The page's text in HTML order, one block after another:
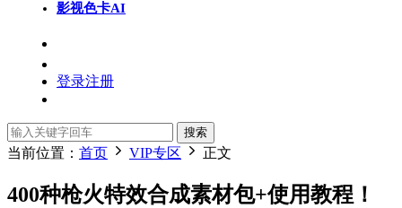
影视色卡AI
登录注册
搜索
当前位置： 首页 VIP专区 正文
400种枪火特效合成素材包+使用教程！